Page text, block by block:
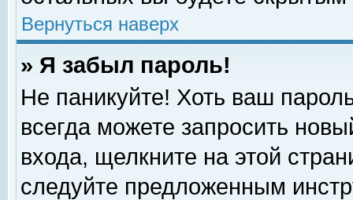
Вернуться наверх
» Я забыл пароль!
Не паникуйте! Хоть ваш
всегда можете запросить
входа, щелкните на этой
следуйте предложенным